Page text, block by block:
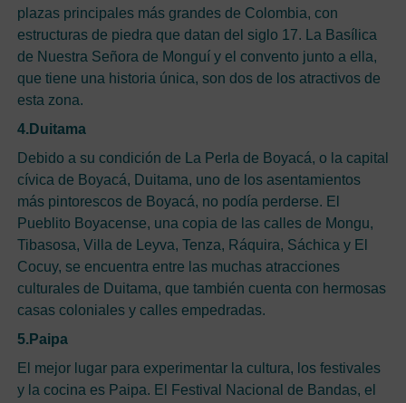
plazas principales más grandes de Colombia, con
estructuras de piedra que datan del siglo 17. La Basílica
de Nuestra Señora de Monguí y el convento junto a ella,
que tiene una historia única, son dos de los atractivos de
esta zona.
4.Duitama
Debido a su condición de La Perla de Boyacá, o la capital
cívica de Boyacá, Duitama, uno de los asentamientos
más pintorescos de Boyacá, no podía perderse. El
Pueblito Boyacense, una copia de las calles de Mongu,
Tibasosa, Villa de Leyva, Tenza, Ráquira, Sáchica y El
Cocuy, se encuentra entre las muchas atracciones
culturales de Duitama, que también cuenta con hermosas
casas coloniales y calles empedradas.
5.Paipa
El mejor lugar para experimentar la cultura, los festivales
y la cocina es Paipa. El Festival Nacional de Bandas, el